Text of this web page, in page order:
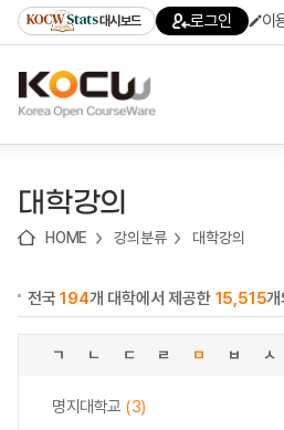
기
기
기
content)
가
대시보드 로그인 이
대학강의
HOME 강의분류 대학강의
전국194개 대학에서 제공한 15,515
ㄱ ㄴ ㄷ ㄹ ㅁ ㅂ ㅅ
명지대학교 (3)